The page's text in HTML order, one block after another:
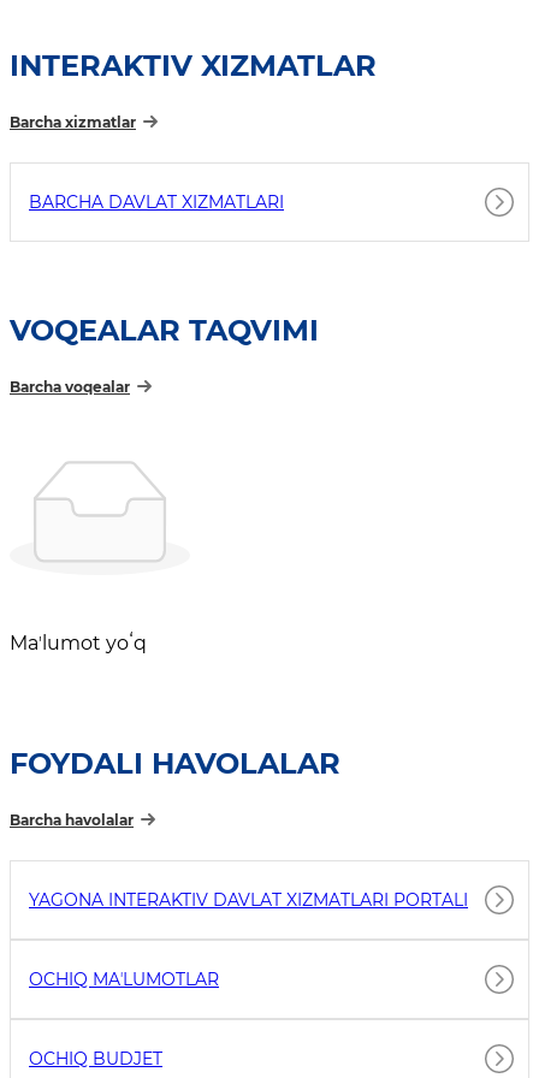
INTERAKTIV XIZMATLAR
Barcha xizmatlar
BARCHA DAVLAT XIZMATLARI
VOQEALAR TAQVIMI
Barcha voqealar
Maʼlumot yoʻq
FOYDALI HAVOLALAR
Barcha havolalar
YAGONA INTERAKTIV DAVLAT XIZMATLARI PORTALI
OCHIQ MAʼLUMOTLAR
OCHIQ BUDJET